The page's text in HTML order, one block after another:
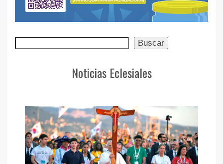
Buscar Buscar
Noticias Eclesiales